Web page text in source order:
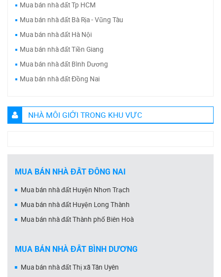
Mua bán nhà đất Tp HCM
Mua bán nhà đất Bà Rịa - Vũng Tàu
Mua bán nhà đất Hà Nội
Mua bán nhà đất Tiền Giang
Mua bán nhà đất Bình Dương
Mua bán nhà đất Đồng Nai
NHÀ MÔI GIỚI TRONG KHU VỰC
MUA BÁN NHÀ ĐẤT ĐỒNG NAI
Mua bán nhà đất Huyện Nhơn Trạch
Mua bán nhà đất Huyện Long Thành
Mua bán nhà đất Thành phố Biên Hoà
MUA BÁN NHÀ ĐẤT BÌNH DƯƠNG
Mua bán nhà đất Thị xã Tân Uyên